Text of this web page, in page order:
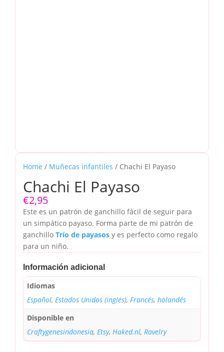
Home / Muñecas infantiles / Chachi El Payaso
Chachi El Payaso
€2,95
Este es un patrón de ganchillo fácil de seguir para
un simpático payaso. Forma parte de mi patrón de
ganchillo Trío de payasos y es perfecto como regalo
para un niño.
Información adicional
Idiomas
Español, Estados Unidos (inglés), Francés, holandés
Disponible en
Craftygenesindonesia, Etsy, Haked.nl, Ravelry